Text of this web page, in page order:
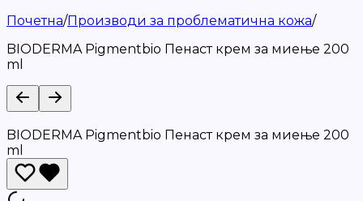
Почетна/Производи за проблематична кожа/
BIODERMA Pigmentbio Пенаст крем за миење 200
ml
BIODERMA Pigmentbio Пенаст крем за миење 200
ml